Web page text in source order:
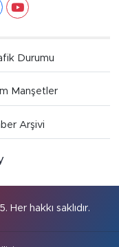
Durumu
Manşetler
Arşivi
hakkı saklıdır.